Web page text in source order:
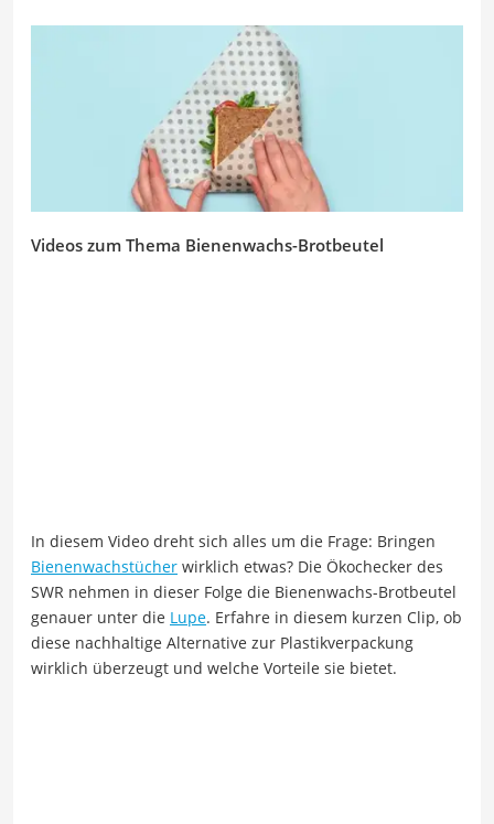
Videos zum Thema Bienenwachs-Brotbeutel
In diesem Video dreht sich alles um die Frage: Bringen
Bienenwachstücher wirklich etwas? Die Ökochecker des
SWR nehmen in dieser Folge die Bienenwachs-Brotbeutel
genauer unter die Lupe. Erfahre in diesem kurzen Clip, ob
diese nachhaltige Alternative zur Plastikverpackung
wirklich überzeugt und welche Vorteile sie bietet.